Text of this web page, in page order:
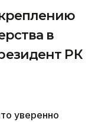
в
РК
уверенно